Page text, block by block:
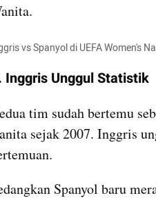
vs Spanyol di UEFA Women's
Inggris Unggul Statistik
tim sudah bertemu
sejak 2007. Inggris
Spanyol baru